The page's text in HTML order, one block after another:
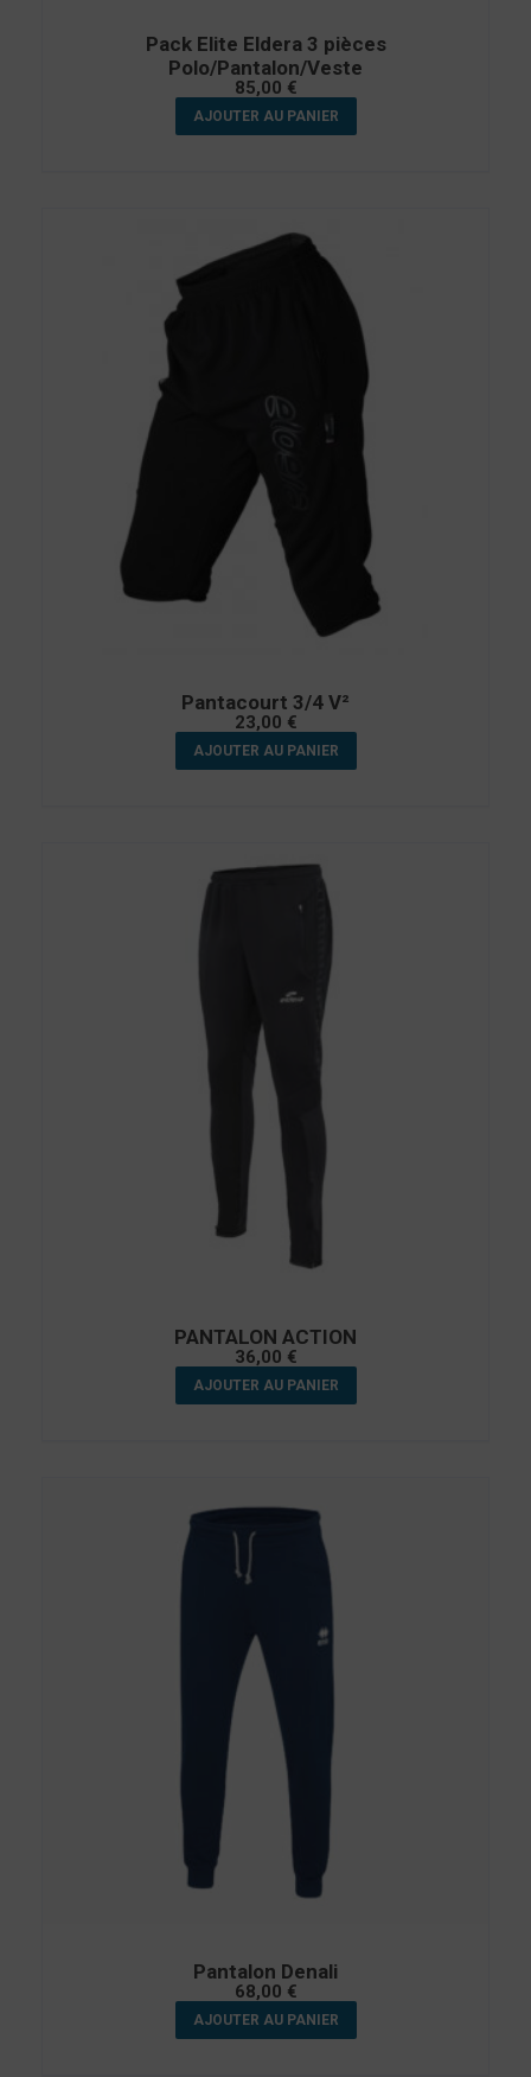
Pack Elite Eldera 3 pièces
Polo/Pantalon/Veste
85,00 €
AJOUTER AU PANIER
Pantacourt 3/4 V²
23,00 €
AJOUTER AU PANIER
PANTALON ACTION
36,00 €
AJOUTER AU PANIER
Pantalon Denali
68,00 €
AJOUTER AU PANIER